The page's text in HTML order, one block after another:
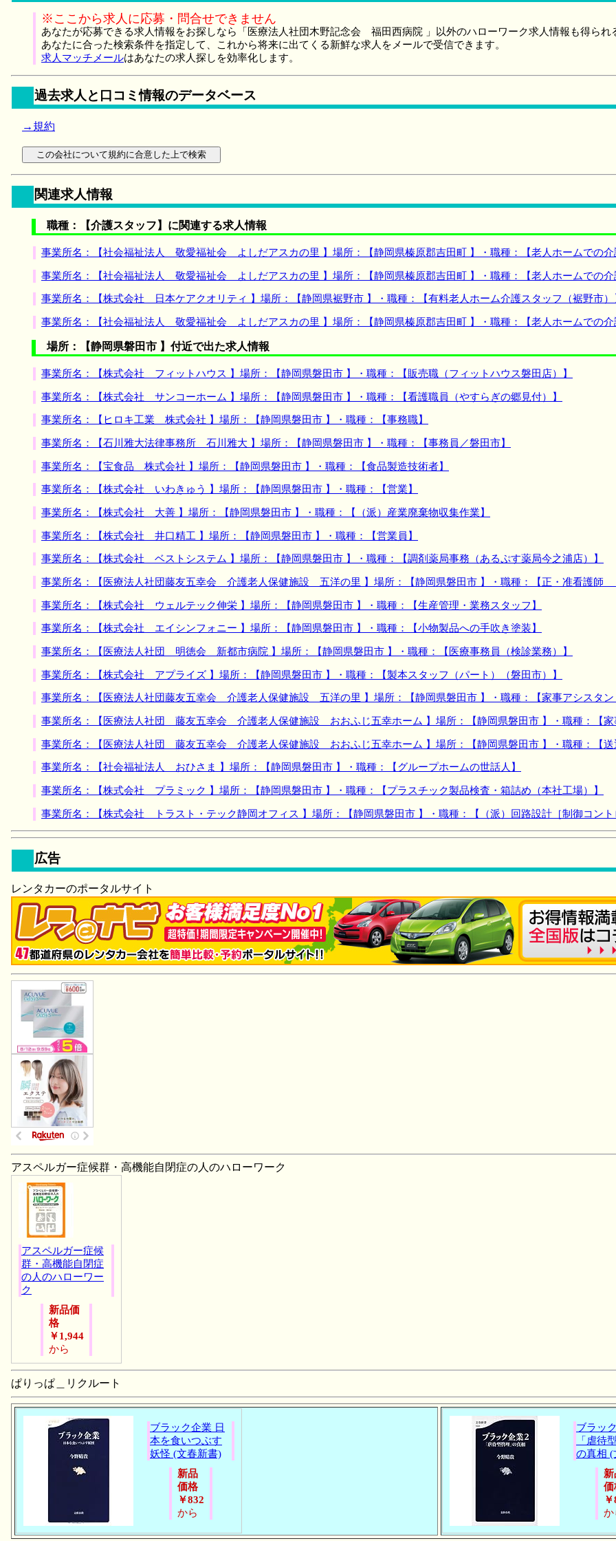
※ここから求人に応募・問合せできません
あなたが応募できる求人情報をお探しなら「医療法人社団木野記念会 福田西病院 」以外のハローワーク求人情報も得られ
あなたに合った検索条件を指定して、これから将来に出てくる新鮮な求人をメールで受信できます。
求人マッチメールはあなたの求人探しを効率化します。
過去求人と口コミ情報のデータベース
→規約
関連求人情報
職種：【介護スタッフ】に関連する求人情報
事業所名：【社会福祉法人 敬愛福祉会 よしだアスカの里 】場所：【静岡県榛原郡吉田町 】・職種：【老人ホームでの介
事業所名：【社会福祉法人 敬愛福祉会 よしだアスカの里 】場所：【静岡県榛原郡吉田町 】・職種：【老人ホームでの介
事業所名：【株式会社 日本ケアクオリティ 】場所：【静岡県裾野市 】・職種：【有料老人ホーム介護スタッフ（裾野市）
事業所名：【社会福祉法人 敬愛福祉会 よしだアスカの里 】場所：【静岡県榛原郡吉田町 】・職種：【老人ホームでの介
場所：【静岡県磐田市 】付近で出た求人情報
事業所名：【株式会社 フィットハウス 】場所：【静岡県磐田市 】・職種：【販売職（フィットハウス磐田店）】
事業所名：【株式会社 サンコーホーム 】場所：【静岡県磐田市 】・職種：【看護職員（やすらぎの郷見付）】
事業所名：【ヒロキ工業 株式会社 】場所：【静岡県磐田市 】・職種：【事務職】
事業所名：【石川雅大法律事務所 石川雅大 】場所：【静岡県磐田市 】・職種：【事務員／磐田市】
事業所名：【宝食品 株式会社 】場所：【静岡県磐田市 】・職種：【食品製造技術者】
事業所名：【株式会社 いわきゅう 】場所：【静岡県磐田市 】・職種：【営業】
事業所名：【株式会社 大善 】場所：【静岡県磐田市 】・職種：【（派）産業廃棄物収集作業】
事業所名：【株式会社 井口精工 】場所：【静岡県磐田市 】・職種：【営業員】
事業所名：【株式会社 ベストシステム 】場所：【静岡県磐田市 】・職種：【調剤薬局事務（あるぷす薬局今之浦店）】
事業所名：【医療法人社団藤友五幸会 介護老人保健施設 五洋の里 】場所：【静岡県磐田市 】・職種：【正・准看護
事業所名：【株式会社 ウェルテック伸栄 】場所：【静岡県磐田市 】・職種：【生産管理・業務スタッフ】
事業所名：【株式会社 エイシンフォニー 】場所：【静岡県磐田市 】・職種：【小物製品への手吹き塗装】
事業所名：【医療法人社団 明徳会 新都市病院 】場所：【静岡県磐田市 】・職種：【医療事務員（検診業務）】
事業所名：【株式会社 アプライズ 】場所：【静岡県磐田市 】・職種：【製本スタッフ（パート）（磐田市）】
事業所名：【医療法人社団藤友五幸会 介護老人保健施設 五洋の里 】場所：【静岡県磐田市 】・職種：【家事アシスタン
事業所名：【医療法人社団 藤友五幸会 介護老人保健施設 おおふじ五幸ホーム 】場所：【静岡県磐田市 】・職種：【家
事業所名：【医療法人社団 藤友五幸会 介護老人保健施設 おおふじ五幸ホーム 】場所：【静岡県磐田市 】・職種：【送
事業所名：【社会福祉法人 おひさま 】場所：【静岡県磐田市 】・職種：【グループホームの世話人】
事業所名：【株式会社 プラミック 】場所：【静岡県磐田市 】・職種：【プラスチック製品検査・箱詰め（本社工場）】
事業所名：【株式会社 トラスト・テック静岡オフィス 】場所：【静岡県磐田市 】・職種：【（派）回路設計［制御コント
広告
レンタカーのポータルサイト
アスペルガー症候群・高機能自閉症の人のハローワーク
アスペルガー症候
群・高機能自閉症
の人のハローワー
ク
新品価
格
￥1,944
から
ぱりっぱ＿リクルート
ブラック企業 日
本を食いつぶす
妖怪 (文春新書)
新品
価格
￥832
から
ブラッ
「虐待
の真相 (
新
価
か